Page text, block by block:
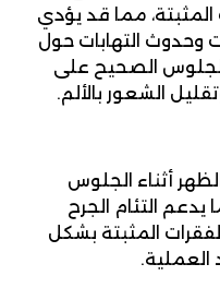
المثبتة، مما قد يؤدي
وحدوث التهابات حول
الصحيح على
الشعور بالألم.
أثناء الجلوس
التئام الجرح
المثبتة بشكل
العملية.